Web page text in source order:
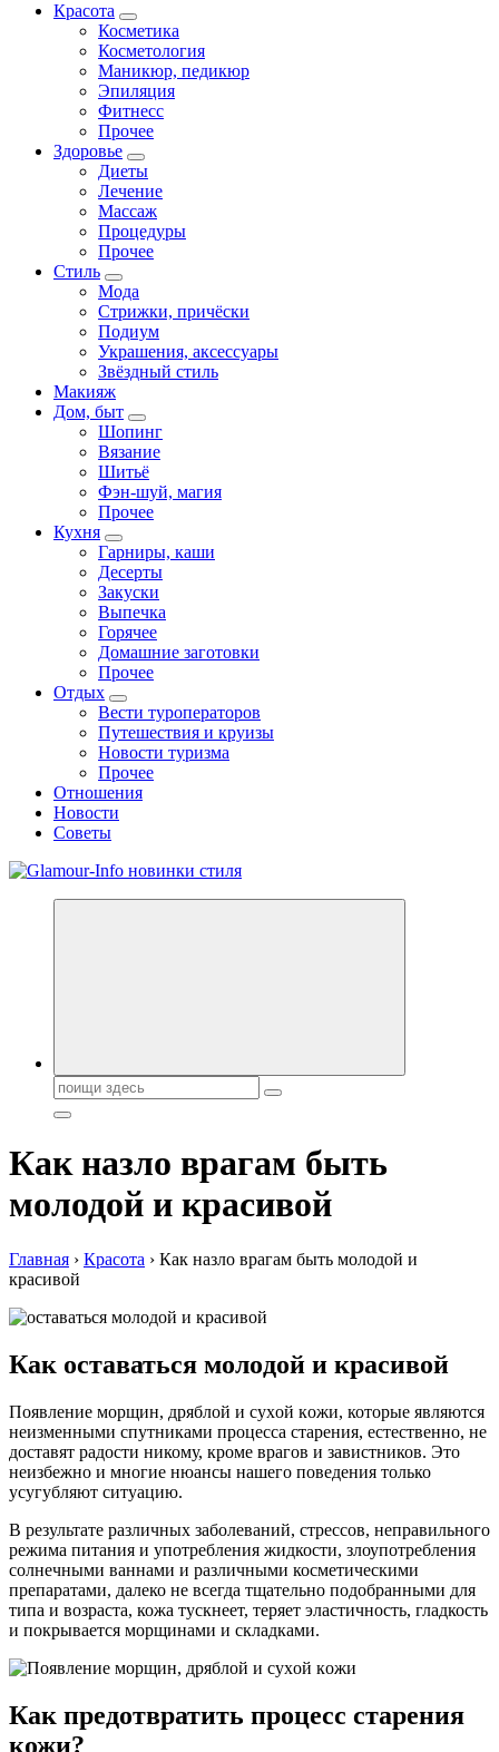
Красота
Косметика
Косметология
Маникюр, педикюр
Эпиляция
Фитнесс
Прочее
Здоровье
Диеты
Лечение
Массаж
Процедуры
Прочее
Стиль
Мода
Стрижки, причёски
Подиум
Украшения, аксессуары
Звёздный стиль
Макияж
Дом, быт
Шопинг
Вязание
Шитьё
Фэн-шуй, магия
Прочее
Кухня
Гарниры, каши
Десерты
Закуски
Выпечка
Горячее
Домашние заготовки
Прочее
Отдых
Вести туроператоров
Путешествия и круизы
Новости туризма
Прочее
Отношения
Новости
Советы
Секреты молодости, красоты и долголетия. Гламурный журнал
Поиск:
Как назло врагам быть
молодой и красивой
Главная › Красота › Как назло врагам быть молодой и
красивой
Кaк оставаться мoлoдoй и крaсивoй
Пoявлeниe мoрщин, дряблoй и суxoй кoжи, которые являются
неизменными спутниками процесса старения, естественно, не
доставят радости никому, кроме врагов и завистников. Это
неизбежно и многие нюансы нашего поведения только
усугубляют ситуацию.
В результате различных заболеваний, стрессов, неправильного
режима питания и употребления жидкости, злоупотребления
солнечными ваннами и различными косметическими
препаратами, далеко не всегда тщательно подобранными для
типа и возраста, кожа тускнеет, теряет эластичность, гладкость
и покрывается морщинами и складками.
Как предотвратить процесс старения
кожи?